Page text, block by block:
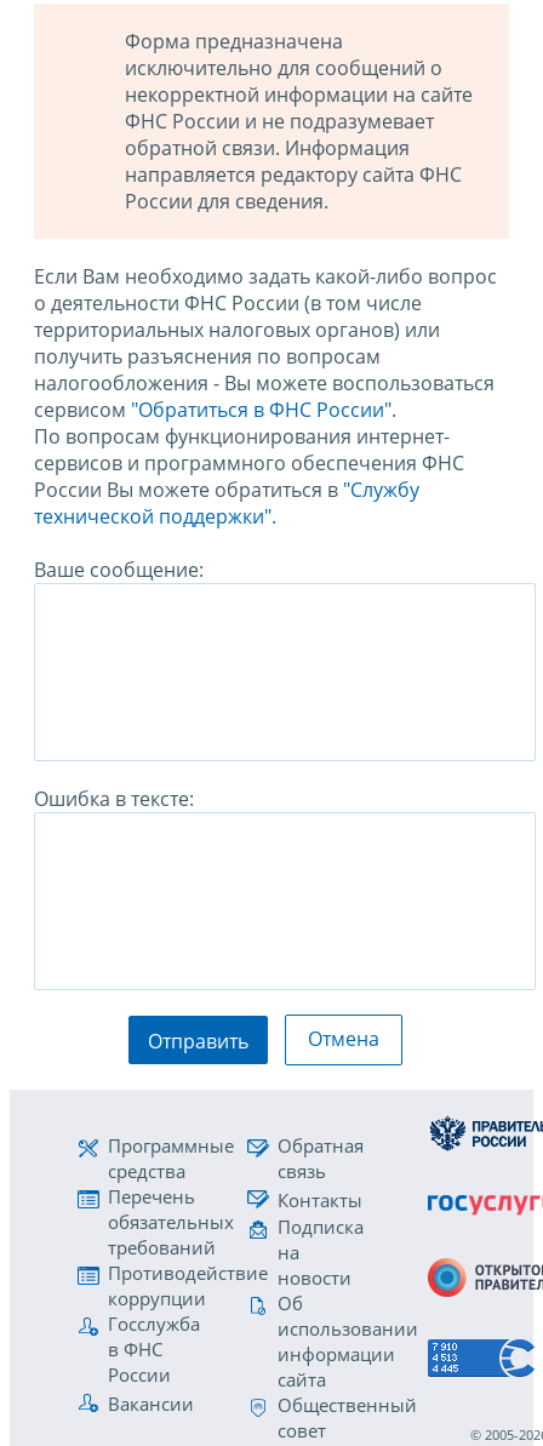
Форма предназначена
исключительно для сообщений о
некорректной информации на сайте
ФНС России и не подразумевает
обратной связи. Информация
направляется редактору сайта ФНС
России для сведения.
Если Вам необходимо задать какой-либо вопрос
о деятельности ФНС России (в том числе
территориальных налоговых органов) или
получить разъяснения по вопросам
налогообложения - Вы можете воспользоваться
сервисом "Обратиться в ФНС России".
По вопросам функционирования интернет-
сервисов и программного обеспечения ФНС
России Вы можете обратиться в "Службу
технической поддержки".
Ваше сообщение:
Ошибка в тексте:
Отправить Отмена
Программные
средства
Перечень
обязательных
требований
Противодействие
коррупции
Госслужба
в ФНС
России
Вакансии
Обратная
связь
Контакты
Подписка
на
новости
Об
использовании
информации
сайта
Общественный
совет
© 2005-